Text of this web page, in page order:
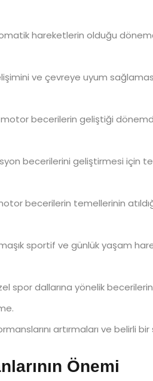
hareketlerin olduğu
ve çevreye uyum
becerilerin geliştiği
becerilerini geliştirmesi için
becerilerin temellerinin
sportif ve günlük yaşam
spor dallarına yönelik
artırmaları ve belirli
Önemi